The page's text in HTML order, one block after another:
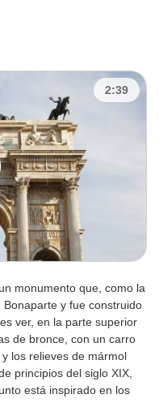
2:39
monumento que, como la
y fue construido
ver, en la parte superior
de bronce, con un carro
los relieves de mármol
principios del siglo XIX,
está inspirado en los